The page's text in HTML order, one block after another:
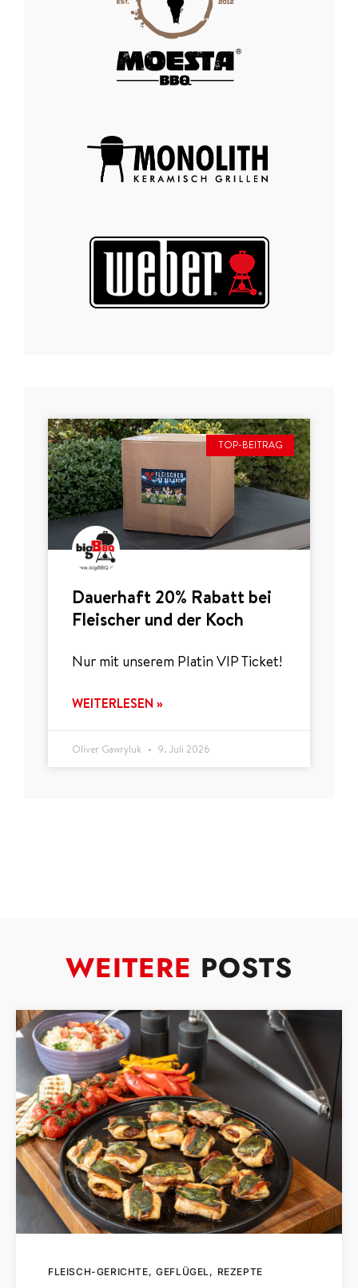
TOP-BEITRAG
Dauerhaft 20% Rabatt bei
Fleischer und der Koch
Nur mit unserem Platin VIP Ticket!
WEITERLESEN »
Oliver Gawryluk 9. Juli 2026
WEITERE POSTS
FLEISCH-GERICHTE GEFLÜGEL REZEPTE